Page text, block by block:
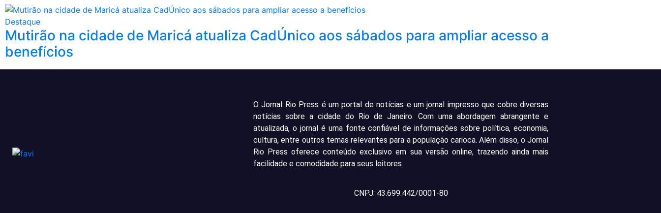
Destaque
Mutirão na cidade de Maricá atualiza CadÚnico aos sábados para ampliar acesso a
benefícios
O Jornal Rio Press é um portal de notícias e um jornal impresso que cobre diversas
notícias sobre a cidade do Rio de Janeiro. Com uma abordagem abrangente e
atualizada, o jornal é uma fonte confiável de informações sobre política, economia,
cultura, entre outros temas relevantes para a população carioca. Além disso, o Jornal
Rio Press oferece conteúdo exclusivo em sua versão online, trazendo ainda mais
facilidade e comodidade para seus leitores.
CNPJ: 43.699.442/0001-80